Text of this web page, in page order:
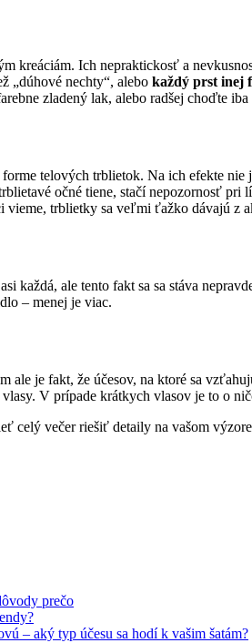
kreáciám. Ich nepraktickosť a
„dúhové nechty“, alebo každý prst inej
zladený lak, alebo radšej choďte
telových trblietok. Na ich efekte
očné tiene, stačí nepozornosť
trblietky sa veľmi ťažko dávajú z
ale tento fakt sa sa stáva
– menej je viac.
je fakt, že účesov, na ktoré sa
V prípade krátkych vlasov je to o
celý večer riešiť detaily na vašom
prečo
– aký typ účesu sa hodí k vašim šatám?